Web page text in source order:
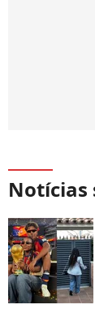
Notícias